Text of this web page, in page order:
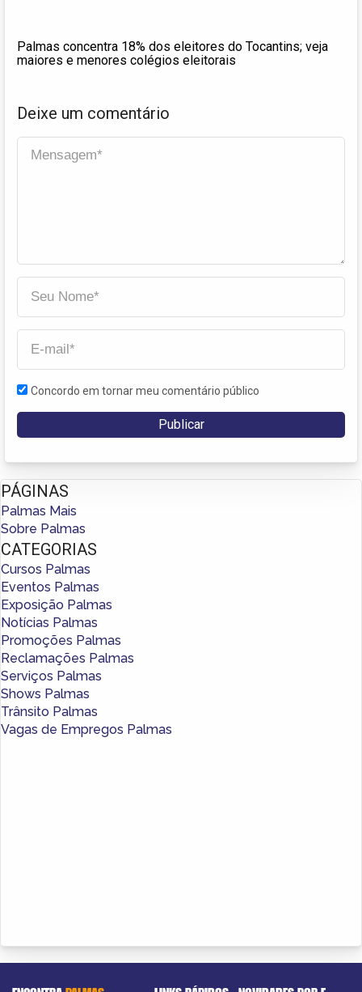
Palmas concentra 18% dos eleitores do Tocantins; veja
maiores e menores colégios eleitorais
Deixe um comentário
Concordo em tornar meu comentário público
PÁGINAS
Palmas Mais
Sobre Palmas
CATEGORIAS
Cursos Palmas
Eventos Palmas
Exposição Palmas
Notícias Palmas
Promoções Palmas
Reclamações Palmas
Serviços Palmas
Shows Palmas
Trânsito Palmas
Vagas de Empregos Palmas